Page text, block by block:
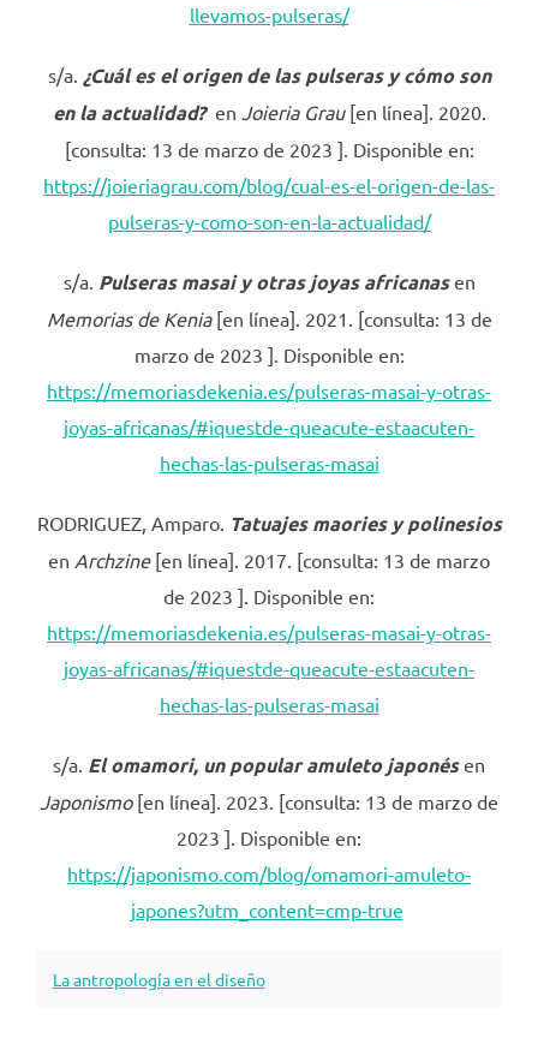
llevamos-pulseras/
s/a. ¿Cuál es el origen de las pulseras y cómo son
en la actualidad? en Joieria Grau [en línea]. 2020.
[consulta: 13 de marzo de 2023 ]. Disponible en:
https://joieriagrau.com/blog/cual-es-el-origen-de-las-
pulseras-y-como-son-en-la-actualidad/
s/a. Pulseras masai y otras joyas africanasen
Memorias de Kenia[en línea]. 2021. [consulta: 13 de
marzo de 2023 ]. Disponible en:
https://memoriasdekenia.es/pulseras-masai-y-otras-
joyas-africanas/#iquestde-queacute-estaacuten-
hechas-las-pulseras-masai
RODRIGUEZ, Amparo. Tatuajes maories y polinesios
en Archzine [en línea]. 2017. [consulta: 13 de marzo
de 2023 ]. Disponible en:
https://memoriasdekenia.es/pulseras-masai-y-otras-
joyas-africanas/#iquestde-queacute-estaacuten-
hechas-las-pulseras-masai
s/a. El omamori, un popular amuleto japonésen
Japonismo [en línea]. 2023. [consulta: 13 de marzo de
2023 ]. Disponible en:
https://japonismo.com/blog/omamori-amuleto-
japones?utm_content=cmp-true
La antropología en el diseño